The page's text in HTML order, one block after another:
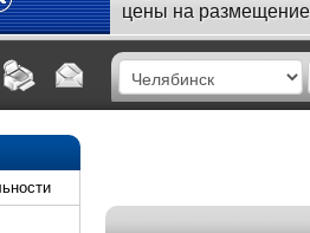
цены на размещение